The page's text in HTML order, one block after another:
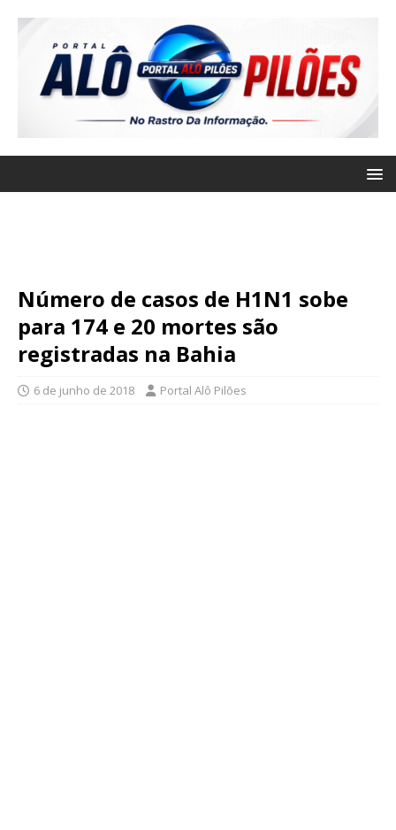
Número de casos de H1N1 sobe
para 174 e 20 mortes são
registradas na Bahia
6 de junho de 2018 Portal Alô Pilões